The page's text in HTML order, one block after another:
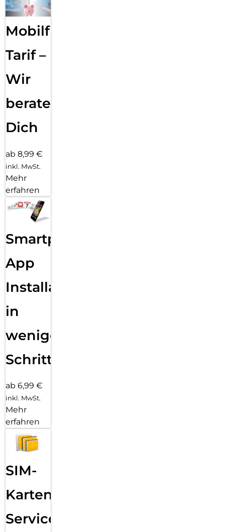
Mobilfunk
Tarif –
Wir
beraten
Dich
ab 8,99 €
inkl. MwSt.
Mehr
erfahren
Smartphone
App
Installation
in
wenigen
Schritten
ab 6,99 €
inkl. MwSt.
Mehr
erfahren
SIM-
Karten
Service: